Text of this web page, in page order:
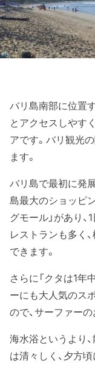
バリ島南部に位置
とアクセスしやす
アです。バリ観光
ます。
バリ島で最初に発
島最大のショッピ
グモール」があり、
レストランも多く
できます。
さらに「クタは1年
ーにも大人気のス
ので、サーファー
海水浴というより
は清々しく、夕方